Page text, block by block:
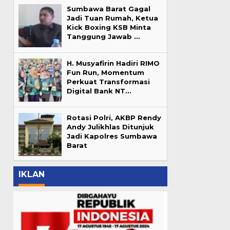
Sumbawa Barat Gagal
Jadi Tuan Rumah, Ketua
Kick Boxing KSB Minta
Tanggung Jawab …
H. Musyafirin Hadiri RIMO
Fun Run, Momentum
Perkuat Transformasi
Digital Bank NT…
Rotasi Polri, AKBP Rendy
Andy Julikhlas Ditunjuk
Jadi Kapolres Sumbawa
Barat
IKLAN